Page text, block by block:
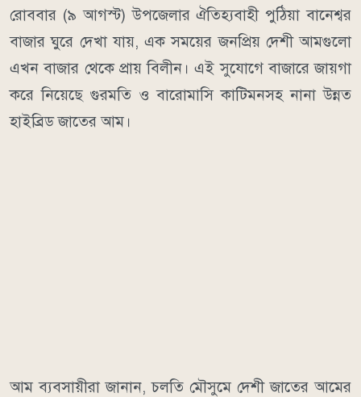
রোববার (৯ আগস্ট) উপজেলার ঐতিহ্যবাহী পুঠিয়া বানেশ্বর
বাজার ঘুরে দেখা যায়, এক সময়ের জনপ্রিয় দেশী আমগুলো
এখন বাজার থেকে প্রায় বিলীন। এই সুযোগে বাজারে জায়গা
করে নিয়েছে গুরমতি ও বারোমাসি কাটিমনসহ নানা উন্নত
হাইব্রিড জাতের আম।
আম ব্যবসায়ীরা জানান, চলতি মৌসুমে দেশী জাতের আমের